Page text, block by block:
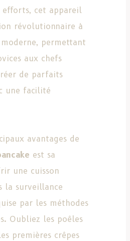
efforts, cet appareil
révolutionnaire à
permettant
aux chefs
de parfaits
une facilité
avantages de
est sa
une cuisson
la surveillance
par les méthodes
Oubliez les poêles
premières crêpes